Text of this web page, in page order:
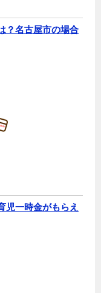
？名古屋市の場合
児一時金がもらえ